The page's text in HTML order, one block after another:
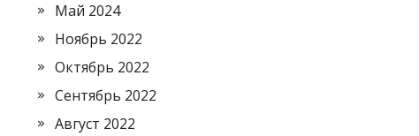
Май 2024
Ноябрь 2022
Октябрь 2022
Сентябрь 2022
Август 2022